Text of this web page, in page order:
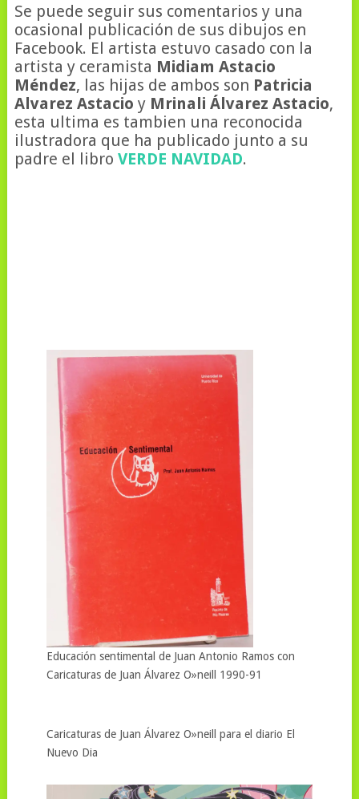
Se puede seguir sus comentarios y una
ocasional publicación de sus dibujos en
Facebook. El artista estuvo casado con la
artista y ceramista Midiam Astacio
Méndez, las hijas de ambos son Patricia
Alvarez Astacio y Mrinali Álvarez Astacio,
esta ultima es tambien una reconocida
ilustradora que ha publicado junto a su
padre el libro VERDE NAVIDAD.
Educación sentimental de Juan Antonio Ramos con
Caricaturas de Juan Álvarez O»neill 1990-91
Caricaturas de Juan Álvarez O»neill para el diario El
Nuevo Dia